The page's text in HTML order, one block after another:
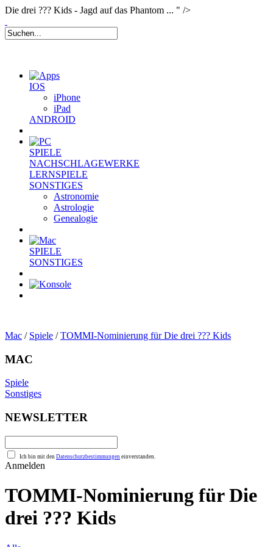
Die drei ??? Kids - Jagd auf das Phantom ... " />
IOS
iPhone
iPad
ANDROID
SPIELE
NACHSCHLAGEWERKE
LERNSPIELE
SONSTIGES
Astronomie
Astrologie
Genealogie
SPIELE
SONSTIGES
Mac / Spiele /TOMMI-Nominierung für Die drei ??? Kids
MAC
Spiele
Sonstiges
NEWSLETTER
Ich bin mit den Datenschutzbestimmungen einverstanden.
Anmelden
TOMMI-Nominierung für Die
drei ??? Kids